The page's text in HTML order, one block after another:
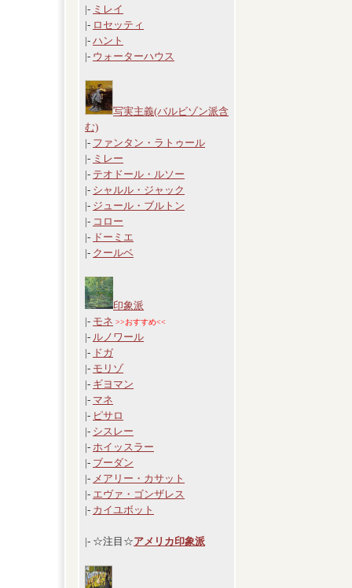
|- ミレイ
|- ロセッティ
|- ハント
|- ウォーターハウス
写実主義(バルビゾン派含
む)
|- ファンタン・ラトゥール
|- ミレー
|- テオドール・ルソー
|- シャルル・ジャック
|- ジュール・ブルトン
|- コロー
|- ドーミエ
|- クールベ
印象派
|- モネ >>おすすめ<<
|- ルノワール
|- ドガ
|- モリゾ
|- ギヨマン
|- マネ
|- ピサロ
|- シスレー
|- ホイッスラー
|- ブーダン
|- メアリー・カサット
|- エヴァ・ゴンザレス
|- カイユボット
|- ☆注目☆アメリカ印象派